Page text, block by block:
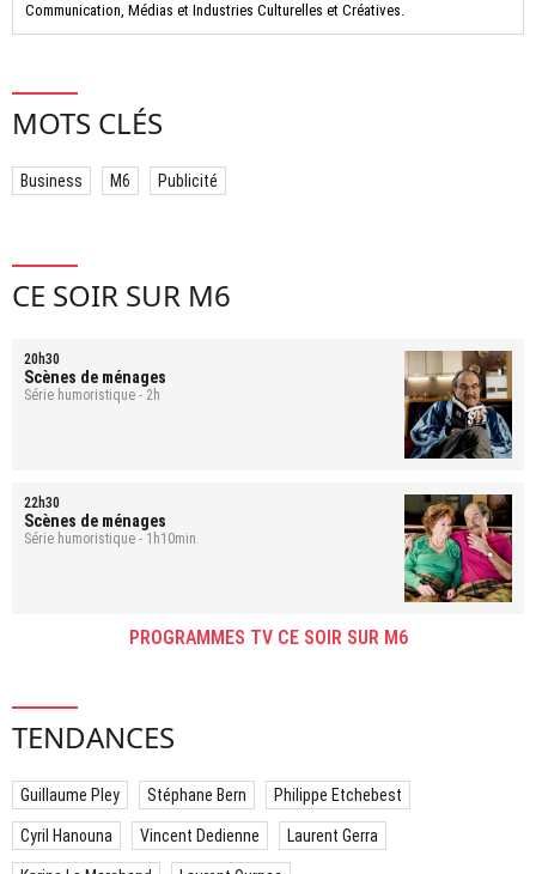
Communication, Médias et Industries Culturelles et Créatives.
MOTS CLÉS
Business M6 Publicité
CE SOIR SUR M6
20h30
Scènes de ménages
Série humoristique - 2h
22h30
Scènes de ménages
Série humoristique - 1h10min.
PROGRAMMES TV CE SOIR SUR M6
TENDANCES
Guillaume Pley Stéphane Bern Philippe Etchebest
Cyril Hanouna Vincent Dedienne Laurent Gerra